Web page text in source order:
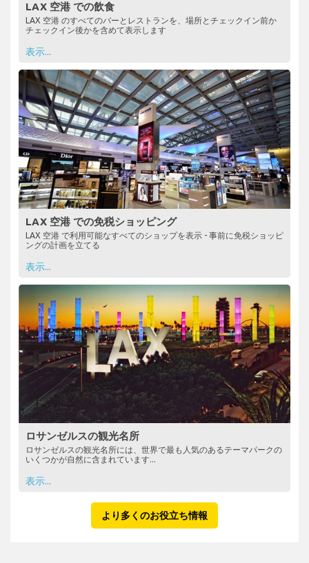
LAX 空港 での飲食
LAX 空港 のすべてのバーとレストランを、場所とチェックイン前か
チェックイン後かを含めて表示します
表示...
LAX 空港 での免税ショッピング
LAX 空港 で利用可能なすべてのショップを表示 - 事前に免税ショッピ
ングの計画を立てる
表示...
ロサンゼルスの観光名所
ロサンゼルスの観光名所には、世界で最も人気のあるテーマパークの
いくつかが自然に含まれています...
表示...
より多くのお役立ち情報